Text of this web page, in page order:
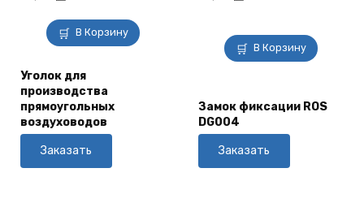
В Корзину
Уголок для
производства
прямоугольных
воздуховодов
Заказать
В Корзину
Замок фиксации ROS
DG004
Заказать